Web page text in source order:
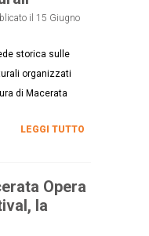
il 15 Giugno
storica sulle
organizzati
di Macerata
LEGGI TUTTO
Opera
la